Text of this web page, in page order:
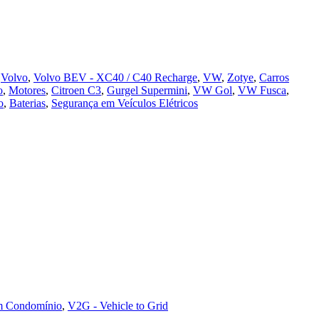
Volvo, Volvo BEV - XC40 / C40 Recharge, VW, Zotye, Carros
, Motores, Citroen C3, Gurgel Supermini, VW Gol, VW Fusca,
, Baterias, Segurança em Veículos Elétricos
Condomínio, V2G - Vehicle to Grid